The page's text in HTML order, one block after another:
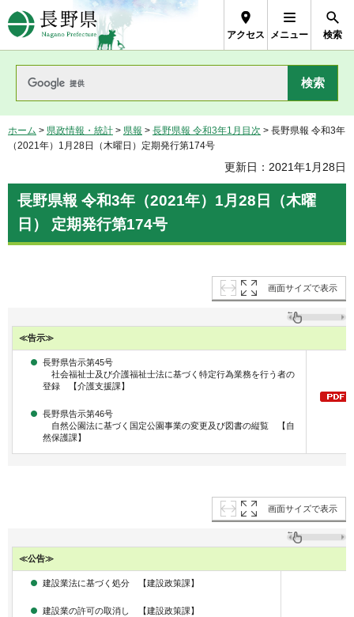
長野県Nagano Prefecture
アクセス メニュー 検索
ホーム > 県政情報・統計 > 県報 > 長野県報 令和3年1月目次 > 長野県報 令和3年
（2021年）1月28日（木曜日）定期発行第174号
更新日：2021年1月28日
長野県報 令和3年（2021年）1月28日（木曜
日） 定期発行第174号
画面サイズで表示
≪告示≫
長野県告示第45号
社会福祉士及び介護福祉士法に基づく特定行為業務を行う者の
登録 【介護支援課】
長野県告示第46号
自然公園法に基づく国定公園事業の変更及び図書の縦覧 【自
然保護課】
画面サイズで表示
≪公告≫
建設業法に基づく処分 【建設政策課】
建設業の許可の取消し 【建設政策課】